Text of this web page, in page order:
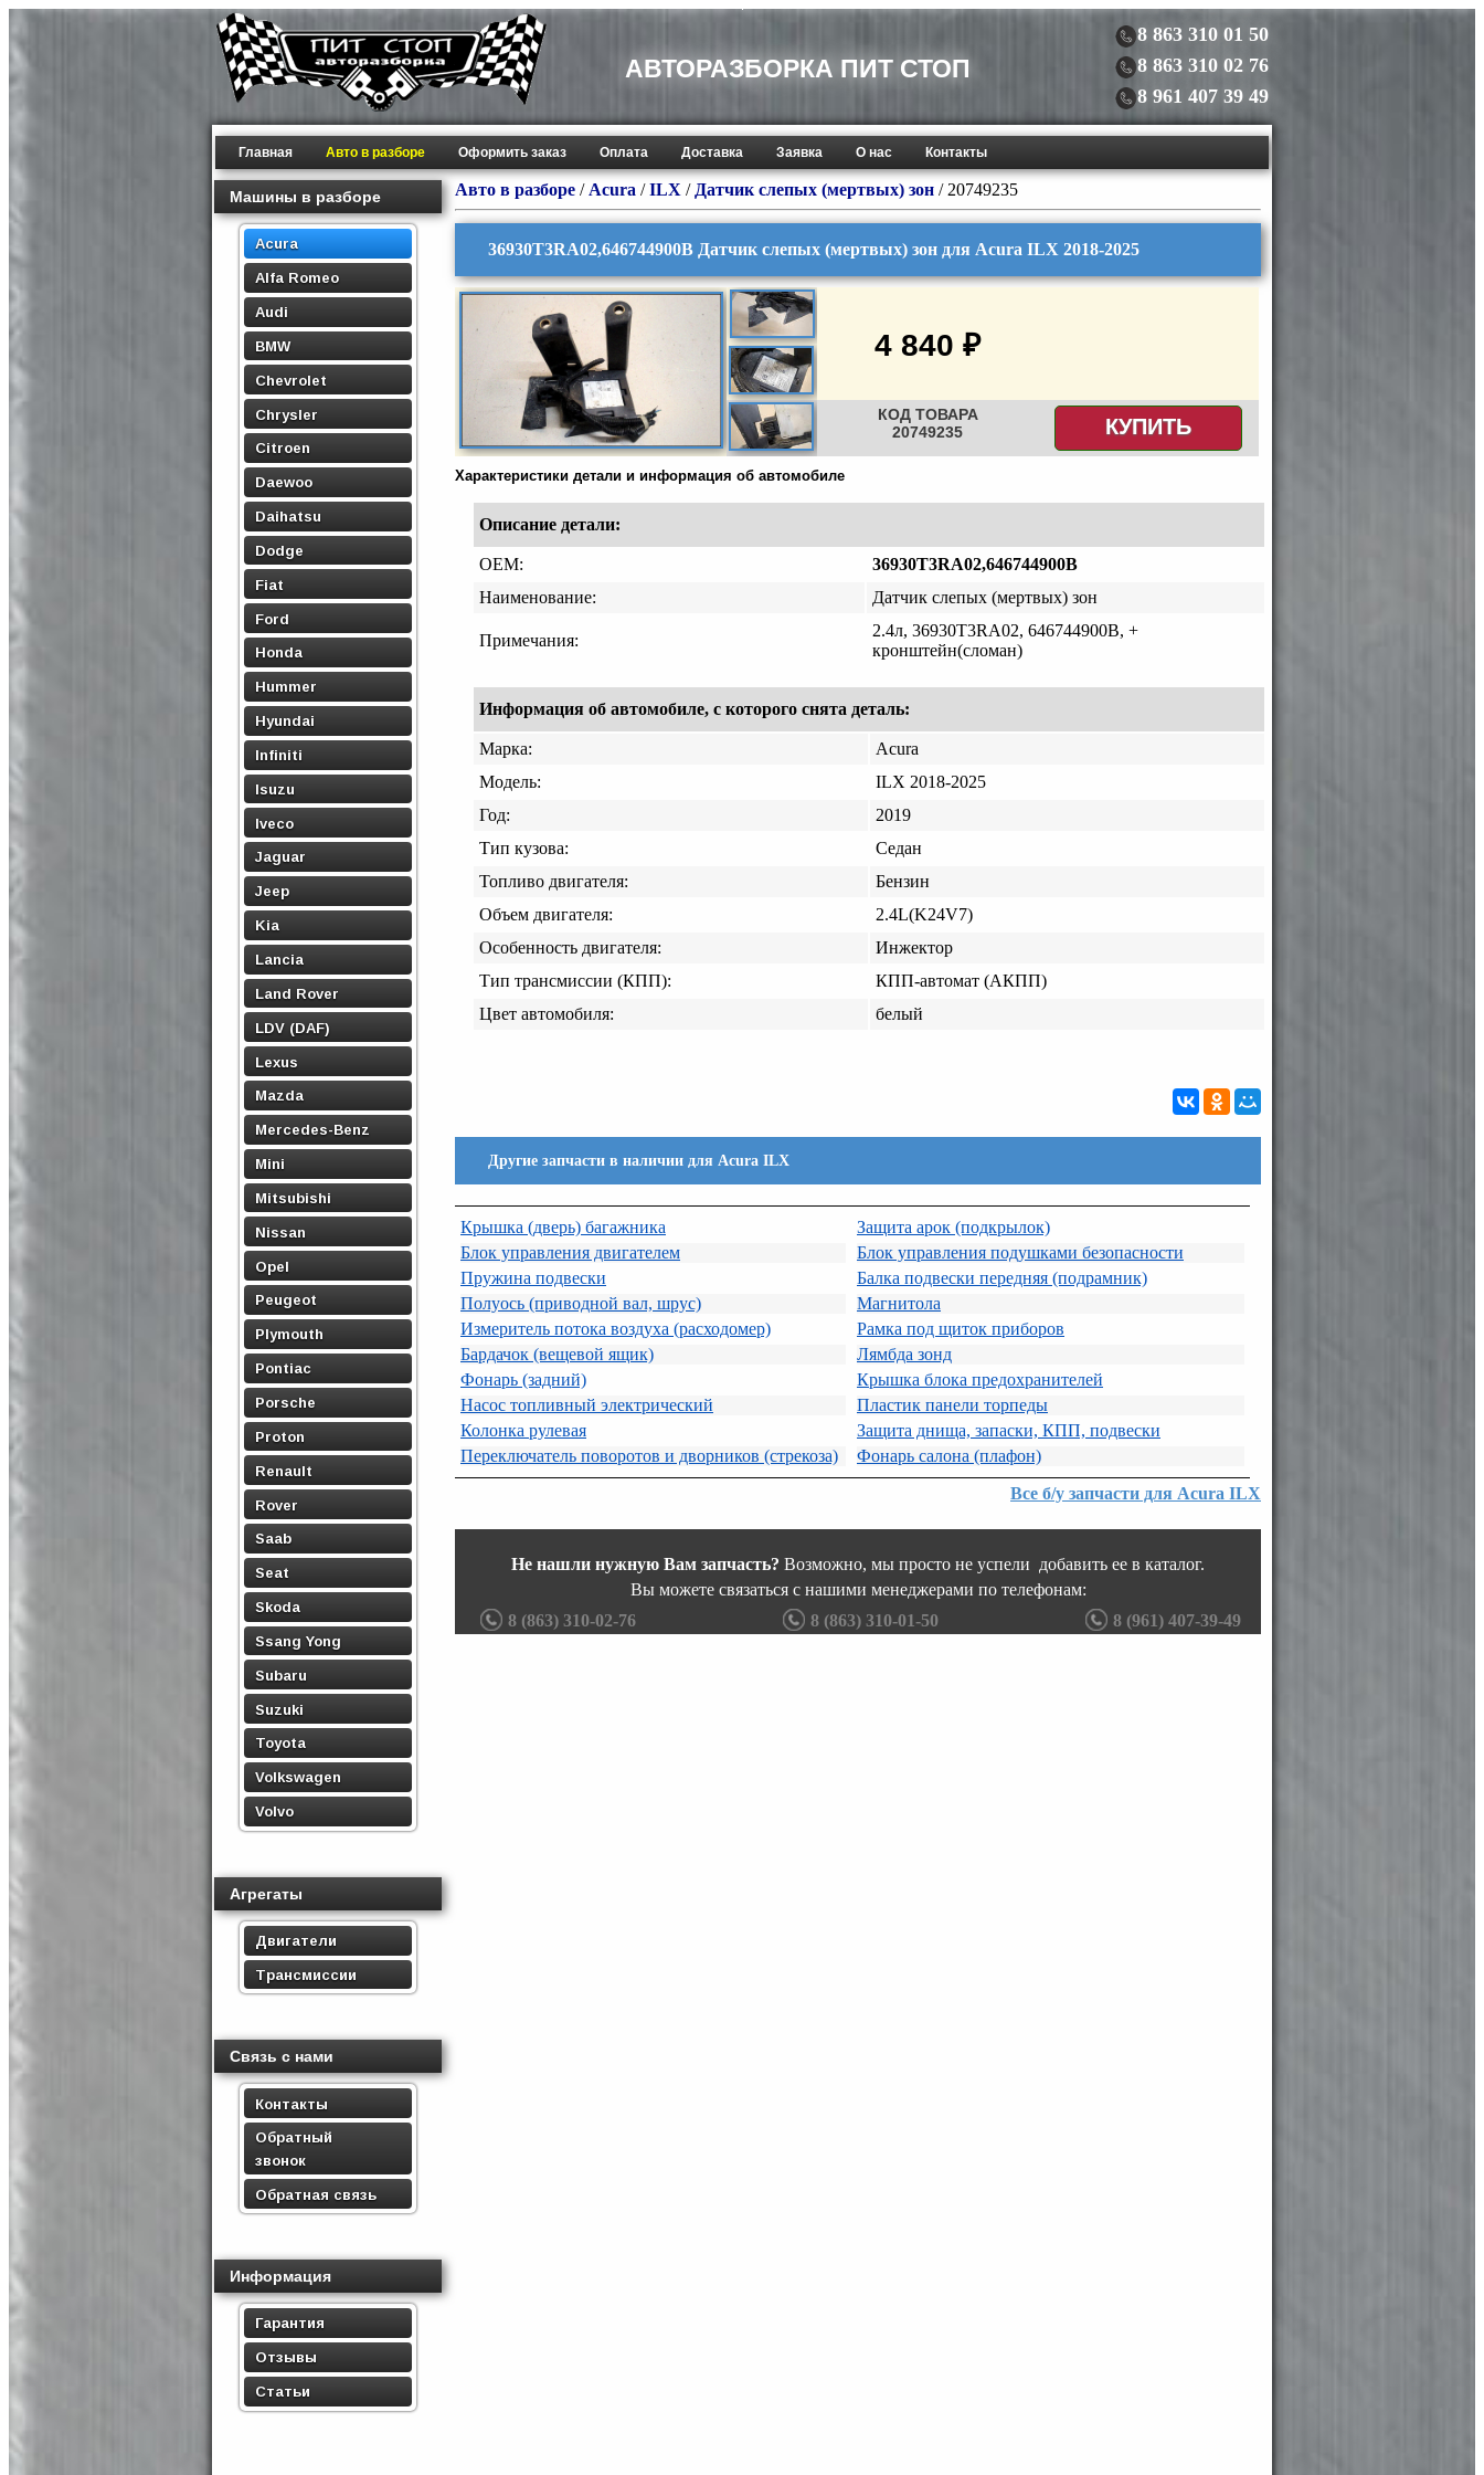
АВТОРАЗБОРКА ПИТ СТОП
8 863 310 01 50
8 863 310 02 76
8 961 407 39 49
Главная Авто в разборе Оформить заказ Оплата Доставка Заявка О нас Контакты
Машины в разборе
Acura
Alfa Romeo
Audi
BMW
Chevrolet
Chrysler
Citroen
Daewoo
Daihatsu
Dodge
Fiat
Ford
Honda
Hummer
Hyundai
Infiniti
Isuzu
Iveco
Jaguar
Jeep
Kia
Lancia
Land Rover
LDV (DAF)
Lexus
Mazda
Mercedes-Benz
Mini
Mitsubishi
Nissan
Opel
Peugeot
Plymouth
Pontiac
Porsche
Proton
Renault
Rover
Saab
Seat
Skoda
Ssang Yong
Subaru
Suzuki
Toyota
Volkswagen
Volvo
Агрегаты
Двигатели
Трансмиссии
Связь с нами
Контакты
Обратный
звонок
Обратная связь
Информация
Гарантия
Отзывы
Статьи
Авто в разборе / Acura /ILX / Датчик слепых (мертвых) зон / 20749235
36930T3RA02,646744900B Датчик слепых (мертвых) зон для Acura ILX 2018-2025
4 840 ₽
КОД ТОВАРА
20749235
КУПИТЬ
Характеристики детали и информация об автомобиле
Описание детали:
OEM:
36930T3RA02,646744900B
Наименование:
Датчик слепых (мертвых) зон
Примечания:
2.4л, 36930T3RA02, 646744900B, +
кронштейн(cломан)
Информация об автомобиле, с которого снята деталь:
Марка:
Acura
Модель:
ILX 2018-2025
Год:
2019
Тип кузова:
Седан
Топливо двигателя:
Бензин
Объем двигателя:
2.4L(K24V7)
Особенность двигателя:
Инжектор
Тип трансмиссии (КПП):
КПП-автомат (АКПП)
Цвет автомобиля:
белый
Другие запчасти в наличии для Acura ILX
Крышка (дверь) багажника
Блок управления двигателем
Пружина подвески
Полуось (приводной вал, шрус)
Измеритель потока воздуха (расходомер)
Бардачок (вещевой ящик)
Фонарь (задний)
Насос топливный электрический
Колонка рулевая
Переключатель поворотов и дворников (стрекоза)
Защита арок (подкрылок)
Блок управления подушками безопасности
Балка подвески передняя (подрамник)
Магнитола
Рамка под щиток приборов
Лямбда зонд
Крышка блока предохранителей
Пластик панели торпеды
Защита днища, запаски, КПП, подвески
Фонарь салона (плафон)
Все б/у запчасти для Acura ILX
Не нашли нужную Вам запчасть? Возможно, мы просто не успели добавить ее в каталог.
Вы можете связаться с нашими менеджерами по телефонам:
8 (863) 310-02-76
8 (863) 310-01-50 8 (961) 407-39-49